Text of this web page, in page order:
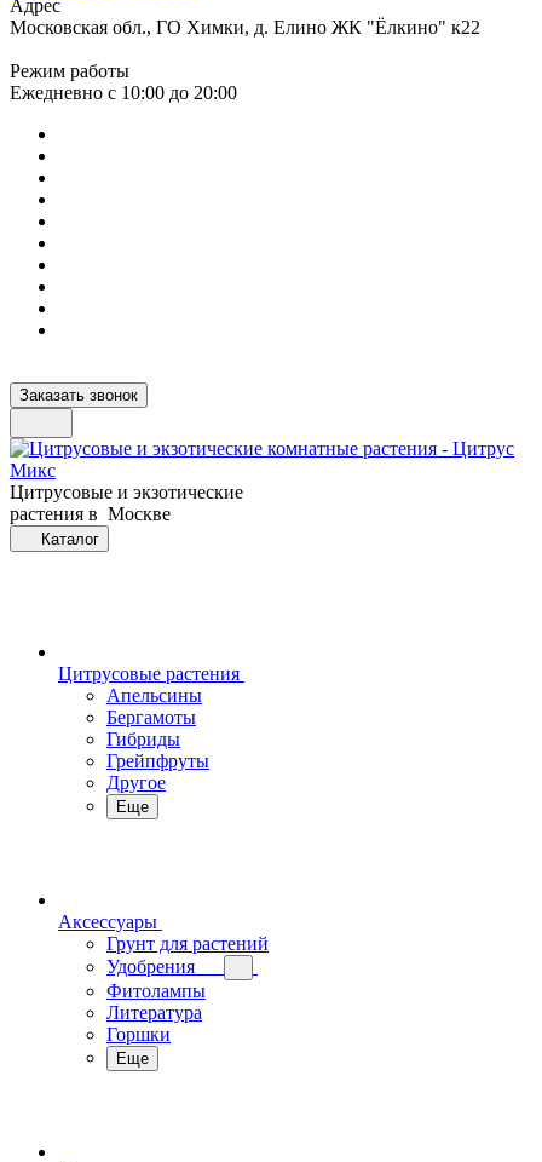
Адрес
Московская обл., ГО Химки, д. Елино ЖК "Ёлкино" к22
Режим работы
Ежедневно с 10:00 до 20:00
Заказать звонок
Цитрусовые и экзотические
растения в Москве
Каталог
Цитрусовые растения
Апельсины
Бергамоты
Гибриды
Грейпфруты
Другое
Еще
Аксессуары
Грунт для растений
Удобрения
Фитолампы
Литература
Горшки
Еще